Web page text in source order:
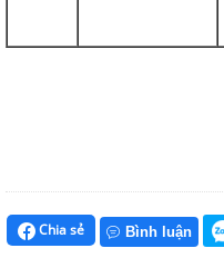
Chia sẻ Bình luận